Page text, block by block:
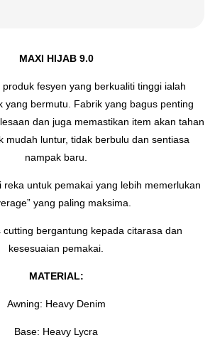
MAXI HIJAB 9.0
fesyen yang berkualiti tinggi ialah
yang bermutu. Fabrik yang bagus penting
dan juga memastikan item akan tahan
mudah luntur, tidak berbulu dan sentiasa
nampak baru.
reka untuk pemakai yang lebih memerlukan
yang paling maksima.
cutting bergantung kepada citarasa dan
kesesuaian pemakai.
MATERIAL:
Awning: Heavy Denim
Base: Heavy Lycra